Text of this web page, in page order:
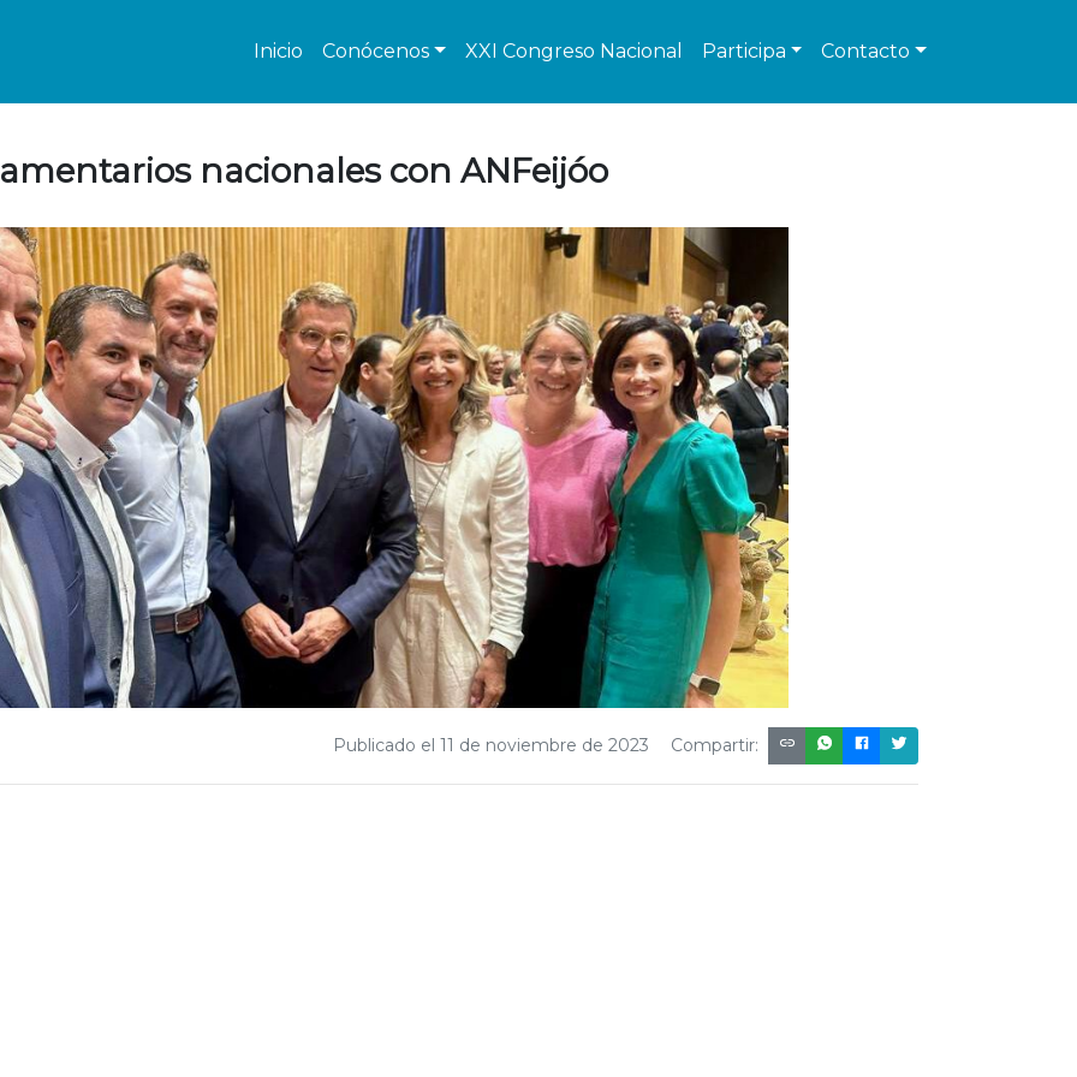
Inicio Conócenos XXI Congreso Nacional Participa Contacto
nacionales con ANFeijóo
Compartir:
Publicado el 11 de noviembre de 2023